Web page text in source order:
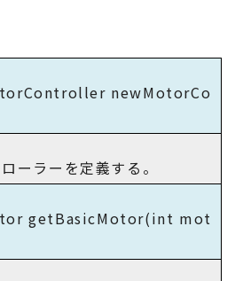
newMotorCo
ーラーを定義する。
getBasicMotor(int mot